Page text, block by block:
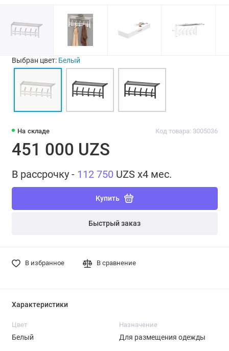
На складе Код товара: 3005036
451 000 UZS
В рассрочку - 112 750 UZS x4 мес.
Купить
Быстрый заказ
В избранное В сравнение
Выбран цвет: Белый
Характеристики
Цвет
Белый
Назначение
Для размещения одежды